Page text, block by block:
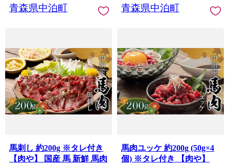
青森県中泊町
青森県中泊町
馬刺し 約200g ※タレ付き
【肉や】 国産 馬 新鮮 馬肉
馬肉ユッケ 約200g (50g×4
個) ※タレ付き 【肉や】